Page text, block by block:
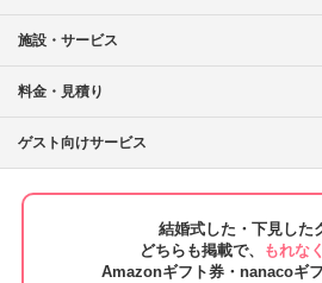
施設・サービス
料金・見積り
ゲスト向けサービス
結婚式した・下見した
どちらも掲載で、
もれな
Amazonギフト券・nanacoギ